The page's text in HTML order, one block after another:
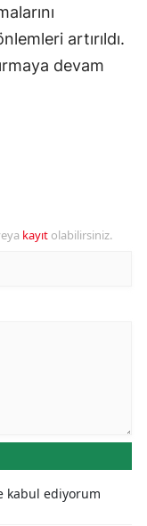
artırıldı.
devam
kayıt olabilirsiniz.
kabul ediyorum